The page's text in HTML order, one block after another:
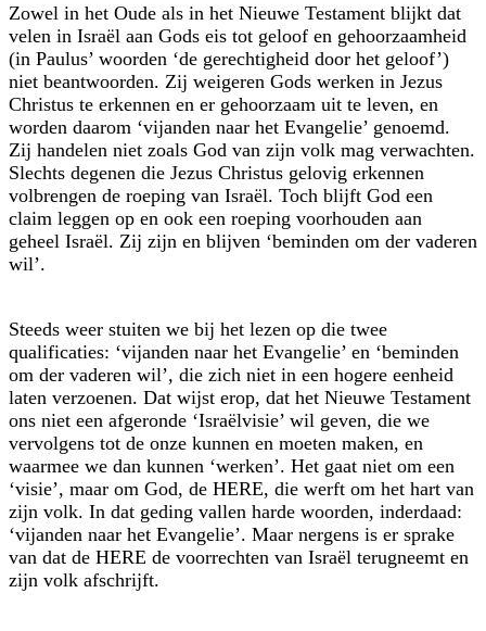
Zowel in het Oude als in het Nieuwe Testament blijkt dat
velen in Israël aan Gods eis tot geloof en gehoorzaamheid
(in Paulus’ woorden ‘de gerechtigheid door het geloof’)
niet beantwoorden. Zij weigeren Gods werken in Jezus
Christus te erkennen en er gehoorzaam uit te leven, en
worden daarom ‘vijanden naar het Evangelie’ genoemd.
Zij handelen niet zoals God van zijn volk mag verwachten.
Slechts degenen die Jezus Christus gelovig erkennen
volbrengen de roeping van Israël. Toch blijft God een
claim leggen op en ook een roeping voorhouden aan
geheel Israël. Zij zijn en blijven ‘beminden om der vaderen
wil’.
Steeds weer stuiten we bij het lezen op die twee
qualificaties: ‘vijanden naar het Evangelie’ en ‘beminden
om der vaderen wil’, die zich niet in een hogere eenheid
laten verzoenen. Dat wijst erop, dat het Nieuwe Testament
ons niet een afgeronde ‘Israëlvisie’ wil geven, die we
vervolgens tot de onze kunnen en moeten maken, en
waarmee we dan kunnen ‘werken’. Het gaat niet om een
‘visie’, maar om God, de HERE, die werft om het hart van
zijn volk. In dat geding vallen harde woorden, inderdaad:
‘vijanden naar het Evangelie’. Maar nergens is er sprake
van dat de HERE de voorrechten van Israël terugneemt en
zijn volk afschrijft.